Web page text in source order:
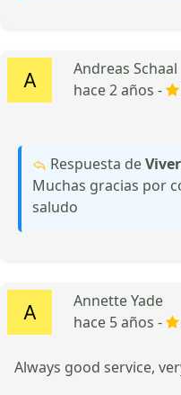
Andreas Schaal
hace 2 años -
Respuesta de
Muchas gracias por
saludo
Annette Yade
hace 5 años -
Always good service,